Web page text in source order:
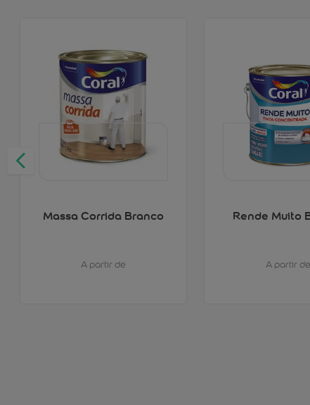
Massa Corrida Branco
A partir de
Rende Muito
A partir de